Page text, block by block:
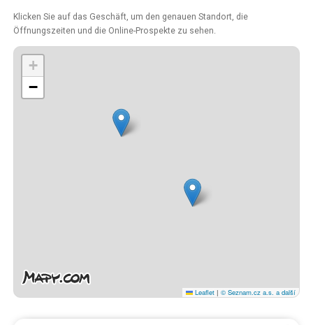
Klicken Sie auf das Geschäft, um den genauen Standort, die
Öffnungszeiten und die Online-Prospekte zu sehen.
+
−
Leaflet | © Seznam.cz a.s. a další